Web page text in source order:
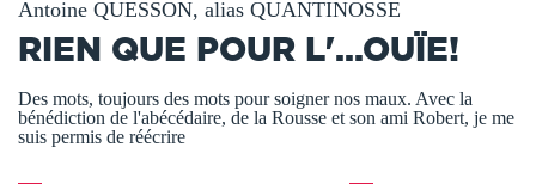
Antoine QUESSON, alias QUANTINOSSE
RIEN QUE POUR L'...OUÏE!
Des mots, toujours des mots pour soigner nos maux. Avec la
bénédiction de l'abécédaire, de la Rousse et son ami Robert, je me
suis permis de réécrire